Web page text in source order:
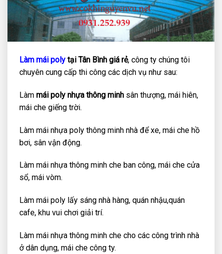
Làm mái poly tại Tân Bình giá rẻ, công ty chúng tôi
chuyên cung cấp thi công các dịch vụ như sau:
Làm mái poly nhựa thông minh sân thượng, mái hiên,
mái che giếng trời.
Làm mái nhựa poly thông minh nhà để xe, mái che hồ
bơi, sân vận động.
Làm mái nhựa thông minh che ban công, mái che cửa
sổ, mái vòm.
Làm mái poly lấy sáng nhà hàng, quán nhậu,quán
cafe, khu vui chơi giải trí.
Làm mái nhựa thông minh che cho các công trình nhà
ở dân dụng, mái che công ty.